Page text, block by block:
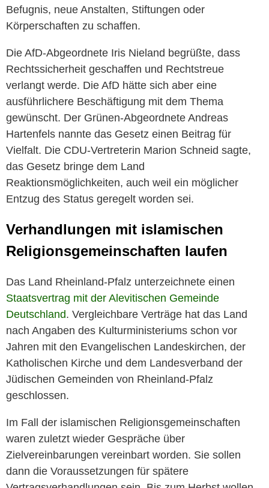
Befugnis, neue Anstalten, Stiftungen oder
Körperschaften zu schaffen.
Die AfD-Abgeordnete Iris Nieland begrüßte, dass
Rechtssicherheit geschaffen und Rechtstreue
verlangt werde. Die AfD hätte sich aber eine
ausführlichere Beschäftigung mit dem Thema
gewünscht. Der Grünen-Abgeordnete Andreas
Hartenfels nannte das Gesetz einen Beitrag für
Vielfalt. Die CDU-Vertreterin Marion Schneid sagte,
das Gesetz bringe dem Land
Reaktionsmöglichkeiten, auch weil ein möglicher
Entzug des Status geregelt worden sei.
Verhandlungen mit islamischen
Religionsgemeinschaften laufen
Das Land Rheinland-Pfalz unterzeichnete einen
Staatsvertrag mit der Alevitischen Gemeinde
Deutschland. Vergleichbare Verträge hat das Land
nach Angaben des Kulturministeriums schon vor
Jahren mit den Evangelischen Landeskirchen, der
Katholischen Kirche und dem Landesverband der
Jüdischen Gemeinden von Rheinland-Pfalz
geschlossen.
Im Fall der islamischen Religionsgemeinschaften
waren zuletzt wieder Gespräche über
Zielvereinbarungen vereinbart worden. Sie sollen
dann die Voraussetzungen für spätere